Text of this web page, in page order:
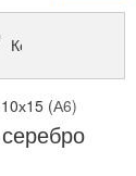
Корзина пуста
(А6)